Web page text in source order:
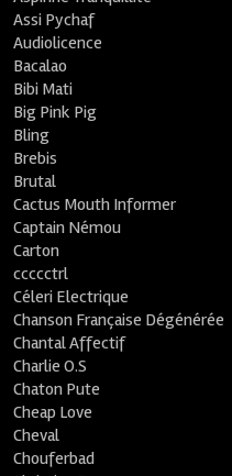
Assi Pychaf
Audiolicence
Bacalao
Bibi Mati
Big Pink Pig
Bling
Brebis
Brutal
Cactus Mouth Informer
Captain Némou
Carton
ccccctrl
Céleri Electrique
Chanson Française Dégénérée
Chantal Affectif
Charlie O.S
Chaton Pute
Cheap Love
Cheval
Chouferbad